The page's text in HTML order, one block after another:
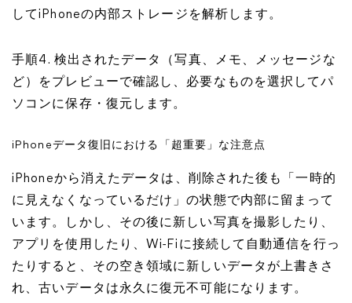
してiPhoneの内部ストレージを解析します。
手順4. 検出されたデータ（写真、メモ、メッセージな
ど）をプレビューで確認し、必要なものを選択してパ
ソコンに保存・復元します。
iPhoneデータ復旧における「超重要」な注意点
iPhoneから消えたデータは、削除された後も「一時的
に見えなくなっているだけ」の状態で内部に留まって
います。しかし、その後に新しい写真を撮影したり、
アプリを使用したり、Wi-Fiに接続して自動通信を行っ
たりすると、その空き領域に新しいデータが上書きさ
れ、古いデータは永久に復元不可能になります。